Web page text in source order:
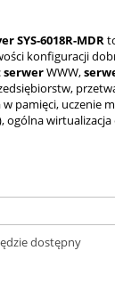
SYS-6018R-MDR
konfiguracji
serwerWWW,
pamięci, uczenie
ogólna
dostępny